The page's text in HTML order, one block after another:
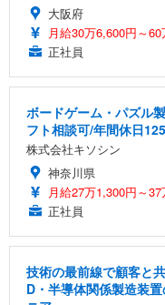
ス圧無段
グモニタ
ュラー
大阪府
月給30万6,600円～60
正社員
ボードゲーム・パズル
フト相談可/年間休日
株式会社キソシン
神奈川県
月給27万1,300円～
正社員
技術の最前線で顧客と
D・半導体関係製造装